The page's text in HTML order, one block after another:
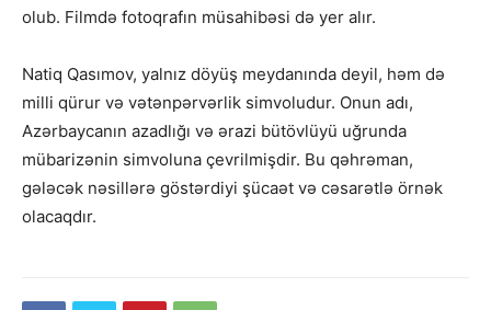
olub. Filmdə fotoqrafın müsahibəsi də yer alır.
Natiq Qasımov, yalnız döyüş meydanında deyil, həm də
milli qürur və vətənpərvərlik simvoludur. Onun adı,
Azərbaycanın azadlığı və ərazi bütövlüyü uğrunda
mübarizənin simvoluna çevrilmişdir. Bu qəhrəman,
gələcək nəsillərə göstərdiyi şücaət və cəsarətlə örnək
olacaqdır.